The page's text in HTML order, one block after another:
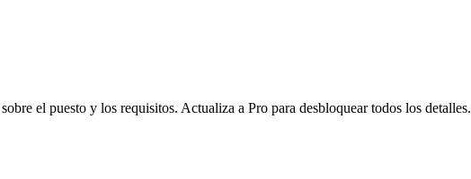
el puesto y los requisitos. Actualiza a Pro para desbloquear todos los detalles.